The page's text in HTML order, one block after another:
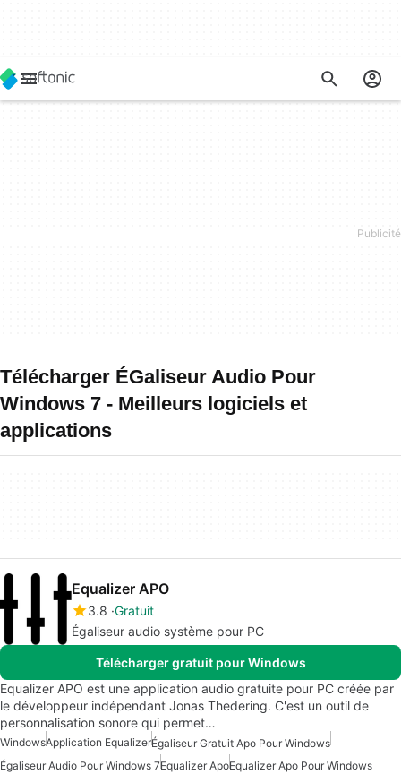
Télécharger ÉGaliseur Audio Pour
Windows 7 - Meilleurs logiciels et
applications
Equalizer APO
3.8 Gratuit
Égaliseur audio système pour PC
Télécharger gratuit pour Windows
Equalizer APO est une application audio gratuite pour PC créée par
le développeur indépendant Jonas Thedering. C'est un outil de
personnalisation sonore qui permet…
WindowsApplication EqualizerÉgaliseur Gratuit Apo Pour Windows
Égaliseur Audio Pour Windows 7Equalizer ApoEqualizer Apo Pour Windows